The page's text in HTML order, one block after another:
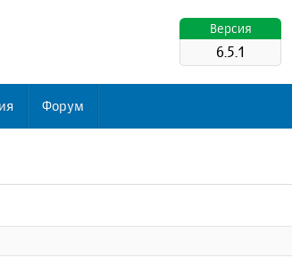
Версия
6.5.1
Форум